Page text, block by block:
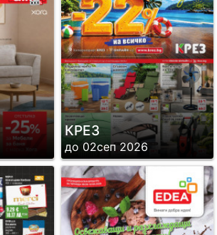
КРЕЗ
до 02сеп 2026